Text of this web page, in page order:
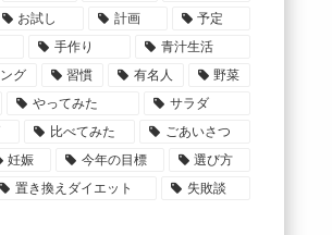
お試し 計画
予定
手作り
青汁生活
グ
習慣 有名人
野菜
やってみた
サラダ
比べてみた
ごあいさつ
妊娠 今年の目標
選び方
置き換えダイエット 失敗談